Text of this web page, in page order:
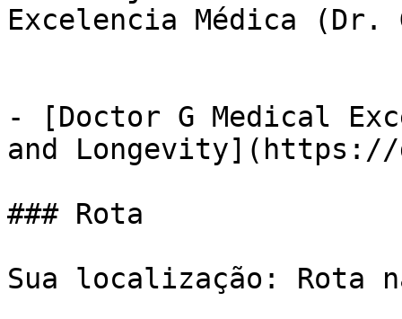
Excelencia Médica (Dr.
- [Doctor G Medical
and Longevity](https://
### Rota
Sua localização: Rota